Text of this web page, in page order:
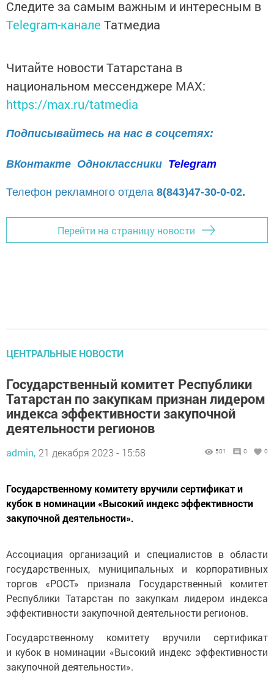
Следите за самым важным и интересным в
Telegram-канале Татмедиа
Читайте новости Татарстана в
национальном мессенджере MАХ:
https://max.ru/tatmedia
Подписывайтесь на нас в соцсетях:
ВКонтакте Одноклассники Telegram
Телефон рекламного отдела 8(843)47-30-0-02.
Перейти на страницу новости
ЦЕНТРАЛЬНЫЕ НОВОСТИ
Государственный комитет Республики
Татарстан по закупкам признан лидером
индекса эффективности закупочной
деятельности регионов
admin, 21 декабря 2023 - 15:58 501 0 0
Государственному комитету вручили сертификат и
кубок в номинации «Высокий индекс эффективности
закупочной деятельности».
Ассоциация организаций и специалистов в области
государственных, муниципальных и корпоративных
торгов «РОСТ» признала Государственный комитет
Республики Татарстан по закупкам лидером индекса
эффективности закупочной деятельности регионов.
Государственному комитету вручили сертификат
и кубок в номинации «Высокий индекс эффективности
закупочной деятельности».